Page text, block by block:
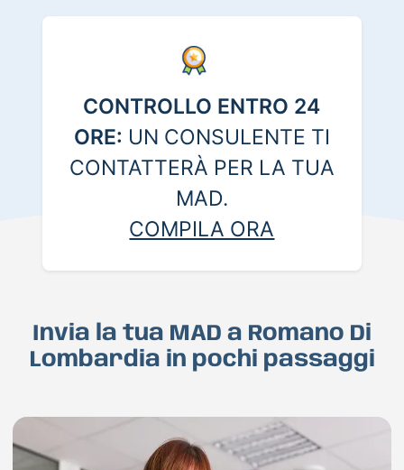
CONTROLLO ENTRO 24
ORE: UN CONSULENTE TI
CONTATTERÀ PER LA TUA
MAD.
COMPILA ORA
Invia la tua MAD a Romano Di
Lombardia in pochi passaggi